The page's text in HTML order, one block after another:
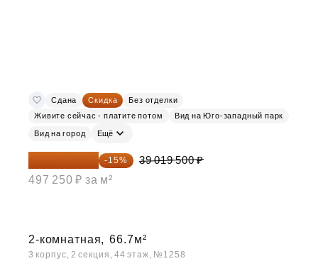
Сдана Скидка
Без отделки
Живите сейчас - платите потом
Вид на Юго-западный парк
Вид на город Ещё
33 166 575 ₽ -15%
39 019 500 ₽
497 250 ₽ за м²
2-комнатная, 66.7м²
3 корпус, 2 секция, 44 этаж, №1258